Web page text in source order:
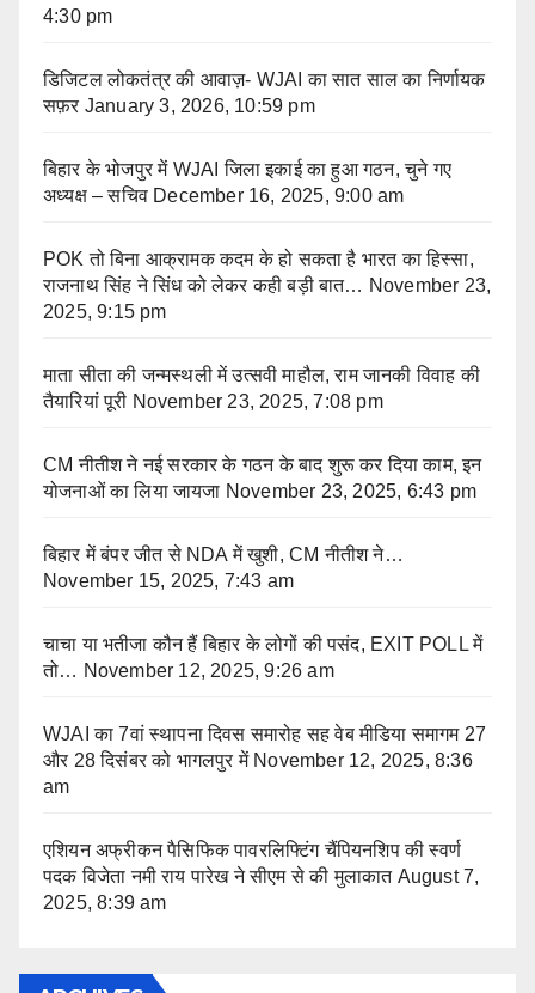
4:30 pm
डिजिटल लोकतंत्र की आवाज़- WJAI का सात साल का निर्णायक
सफ़र January 3, 2026, 10:59 pm
बिहार के भोजपुर में WJAI जिला इकाई का हुआ गठन, चुने गए
अध्यक्ष – सचिव December 16, 2025, 9:00 am
POK तो बिना आक्रामक कदम के हो सकता है भारत का हिस्सा,
राजनाथ सिंह ने सिंध को लेकर कही बड़ी बात… November 23,
2025, 9:15 pm
माता सीता की जन्मस्थली में उत्सवी माहौल, राम जानकी विवाह की
तैयारियां पूरी November 23, 2025, 7:08 pm
CM नीतीश ने नई सरकार के गठन के बाद शुरू कर दिया काम, इन
योजनाओं का लिया जायजा November 23, 2025, 6:43 pm
बिहार में बंपर जीत से NDA में खुशी, CM नीतीश ने…
November 15, 2025, 7:43 am
चाचा या भतीजा कौन हैं बिहार के लोगों की पसंद, EXIT POLL में
तो… November 12, 2025, 9:26 am
WJAI का 7वां स्थापना दिवस समारोह सह वेब मीडिया समागम 27
और 28 दिसंबर को भागलपुर में November 12, 2025, 8:36
am
एशियन अफ्रीकन पैसिफिक पावरलिफ्टिंग चैंपियनशिप की स्वर्ण
पदक विजेता नमी राय पारेख ने सीएम से की मुलाकात August 7,
2025, 8:39 am